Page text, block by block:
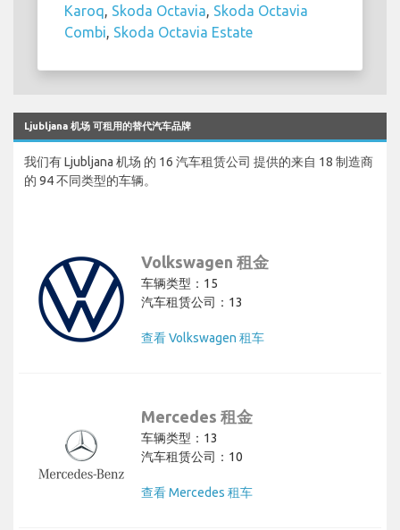
Karoq, Skoda Octavia, Skoda Octavia
Combi, Skoda Octavia Estate
Ljubljana 机场 可租用的替代汽车品牌
我们有 Ljubljana 机场 的 16 汽车租赁公司 提供的来自 18 制造商
的 94 不同类型的车辆。
Volkswagen 租金
车辆类型：15
汽车租赁公司：13
查看 Volkswagen 租车
Mercedes 租金
车辆类型：13
汽车租赁公司：10
查看 Mercedes 租车